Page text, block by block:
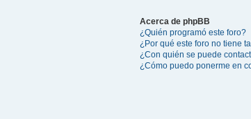
Acerca de phpBB
¿Quién programó este foro?
¿Por qué este foro no tiene
¿Con quién se puede
¿Cómo puedo ponerme en